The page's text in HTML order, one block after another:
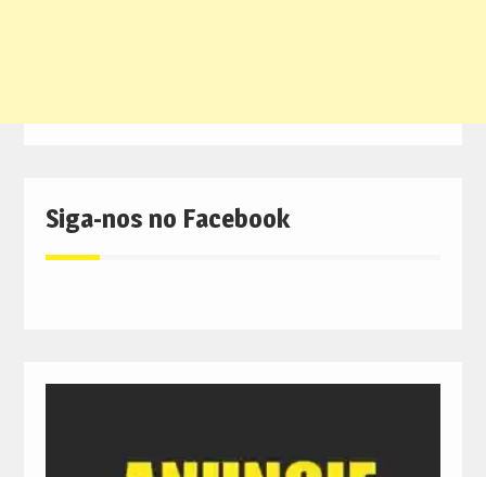
Siga-nos no Facebook